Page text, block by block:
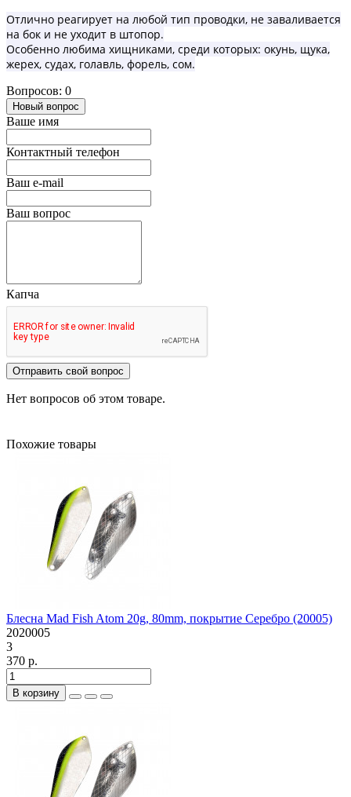
Отлично реагирует на любой тип проводки, не заваливается
на бок и не уходит в штопор.
Особенно любима хищниками, среди которых: окунь, щука,
жерех, судах, голавль, форель, сом.
Вопросов: 0
Новый вопрос
Ваше имя
Контактный телефон
Ваш e-mail
Ваш вопрос
Капча
Отправить свой вопрос
Нет вопросов об этом товаре.
Похожие товары
Блесна Mad Fish Atom 20g, 80mm, покрытие Серебро (20005)
2020005
3
370 р.
В корзину